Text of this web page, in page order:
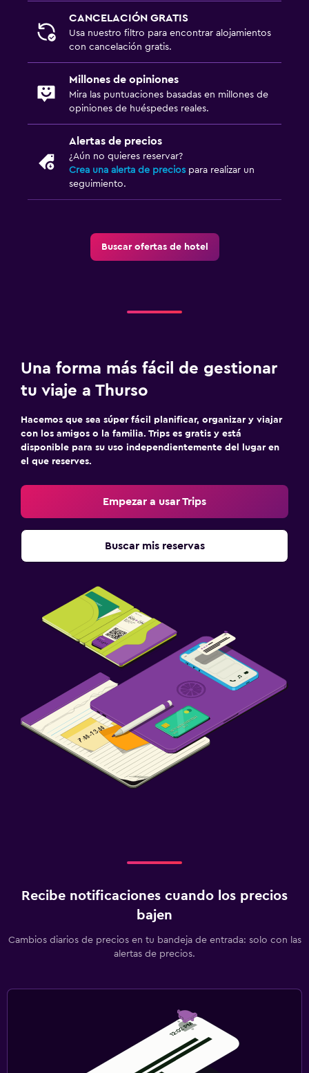
CANCELACIÓN GRATIS
Usa nuestro filtro para encontrar alojamientos
con cancelación gratis.
Millones de opiniones
Mira las puntuaciones basadas en millones de
opiniones de huéspedes reales.
Alertas de precios
¿Aún no quieres reservar?
Crea una alerta de precios para realizar un
seguimiento.
Buscar ofertas de hotel
Una forma más fácil de gestionar
tu viaje a Thurso
Hacemos que sea súper fácil planificar, organizar y viajar
con los amigos o la familia. Trips es gratis y está
disponible para su uso independientemente del lugar en
el que reserves.
Empezar a usar Trips
Buscar mis reservas
Recibe notificaciones cuando los precios
bajen
Cambios diarios de precios en tu bandeja de entrada: solo con las
alertas de precios.